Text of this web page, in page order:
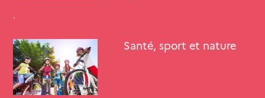
.
Santé, sport et nature